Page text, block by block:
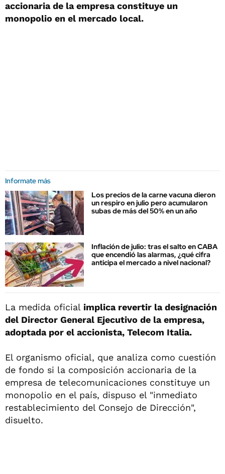
accionaria de la empresa constituye un
monopolio en el mercado local.
Informate más
Los precios de la carne vacuna dieron
un respiro en julio pero acumularon
subas de más del 50% en un año
Inflación de julio: tras el salto en CABA
que encendió las alarmas, ¿qué cifra
anticipa el mercado a nivel nacional?
La medida oficial implica revertir la designación
del Director General Ejecutivo de la empresa,
adoptada por el accionista, Telecom Italia.
El organismo oficial, que analiza como cuestión
de fondo si la composición accionaria de la
empresa de telecomunicaciones constituye un
monopolio en el país, dispuso el "inmediato
restablecimiento del Consejo de Dirección",
disuelto.